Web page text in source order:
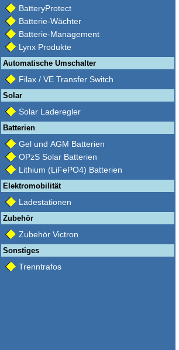
BatteryProtect
Batterie-Wächter
Batterie-Management
Lynx Produkte
Automatische Umschalter
Filax / VE Transfer Switch
Solar
Solar Laderegler
Batterien
Gel und AGM Batterien
OPzS Solar Batterien
Lithium (LiFePO4) Batterien
Elektromobilität
Ladestationen
Zubehör
Zubehör Victron
Sonstiges
Trenntrafos